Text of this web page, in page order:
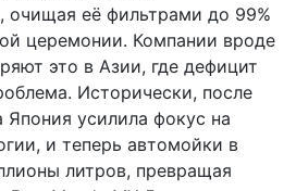
очищая её фильтрами до 99%
церемонии. Компании вроде
это в Азии, где дефицит
Исторически, после
усилила фокус на
и теперь автомойки в
литров, превращая